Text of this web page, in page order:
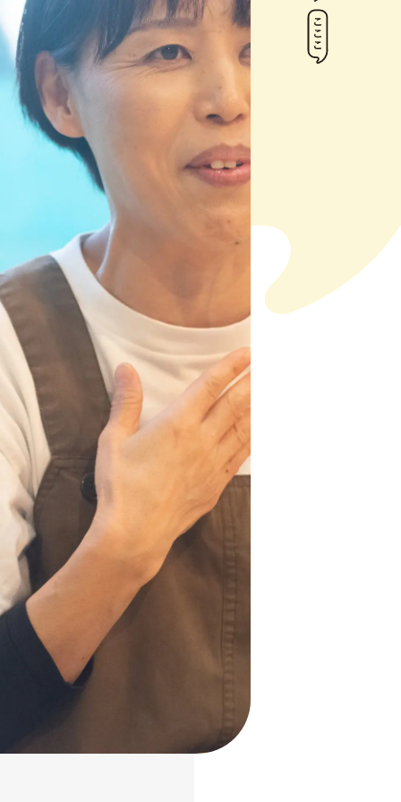
インデックス